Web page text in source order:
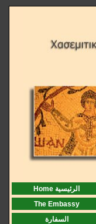
Home الرئيسية
The Embassy
السفارة